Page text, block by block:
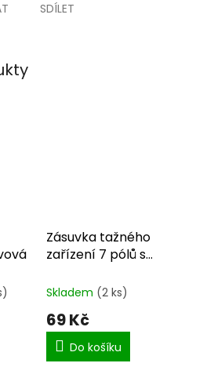
SDÍLET
Zásuvka tažného
zařízení 7 pólů s
Skladem (2 ks)
69 Kč
Do košíku